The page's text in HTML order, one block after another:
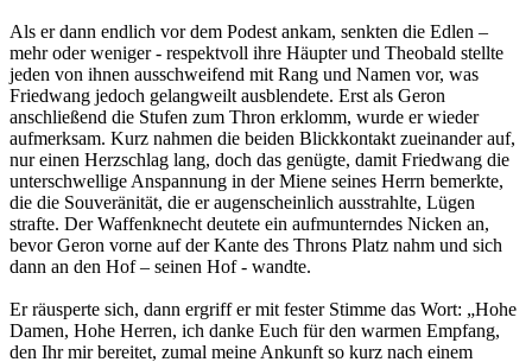
Als er dann endlich vor dem Podest ankam, senkten die Edlen –
mehr oder weniger - respektvoll ihre Häupter und Theobald stellte
jeden von ihnen ausschweifend mit Rang und Namen vor, was
Friedwang jedoch gelangweilt ausblendete. Erst als Geron
anschließend die Stufen zum Thron erklomm, wurde er wieder
aufmerksam. Kurz nahmen die beiden Blickkontakt zueinander auf,
nur einen Herzschlag lang, doch das genügte, damit Friedwang die
unterschwellige Anspannung in der Miene seines Herrn bemerkte,
die die Souveränität, die er augenscheinlich ausstrahlte, Lügen
strafte. Der Waffenknecht deutete ein aufmunterndes Nicken an,
bevor Geron vorne auf der Kante des Throns Platz nahm und sich
dann an den Hof – seinen Hof - wandte.
Er räusperte sich, dann ergriff er mit fester Stimme das Wort: „Hohe
Damen, Hohe Herren, ich danke Euch für den warmen Empfang,
den Ihr mir bereitet, zumal meine Ankunft so kurz nach einem